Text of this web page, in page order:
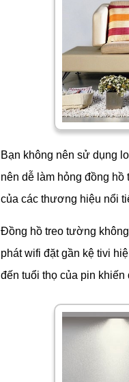
Bạn không nên sử dụng
nên dễ làm hỏng đồng
của các thương hiệu nổi
Đồng hồ treo tường
phát wifi đặt gần kệ tivi
đến tuổi thọ của pin